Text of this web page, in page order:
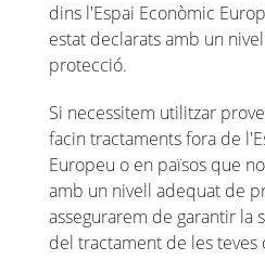
dins l'Espai Econòmic
estat declarats amb un
protecció.
Si necessitem utilitzar
facin tractaments fora de
Europeu o en països que
amb un nivell adequat de
assegurarem de garantir la
del tractament de les teves